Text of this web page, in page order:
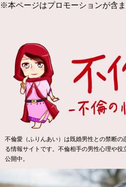
※本ページはプロモーションが含
不倫愛（ふりんあい）は既婚男性との禁断の
る情報サイトです。不倫相手の男性心理や
公開中。